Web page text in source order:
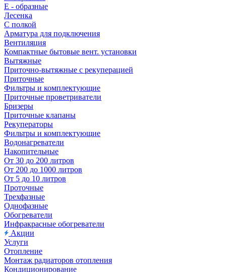
E - образные
Лесенка
С полкой
Арматура для подключения
Вентиляция
Компактные бытовые вент. установки
Вытяжные
Приточно-вытяжные с рекуперацией
Приточные
Фильтры и комплектующие
Приточные проветриватели
Бризеры
Приточные клапаны
Рекуператоры
Фильтры и комплектующие
Водонагреватели
Накопительные
От 30 до 200 литров
От 200 до 1000 литров
От 5 до 10 литров
Проточные
Трехфазные
Однофазные
Обогреватели
Инфракрасные обогреватели
Акции
Услуги
Отопление
Монтаж радиаторов отопления
Кондиционирование